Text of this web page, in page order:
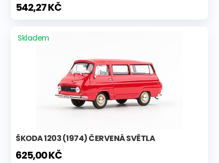
542,27 KČ
Skladem
ŠKODA 1203 (1974) ČERVENÁ SVĚTLA
625,00 KČ